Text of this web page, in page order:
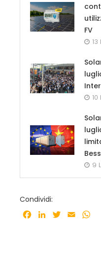
FV
9
Condividi:
Facebook
LinkedInTwitter
Email